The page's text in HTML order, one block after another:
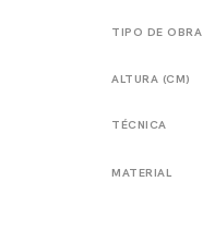
TIPO DE OBRA
ALTURA (CM)
TÉCNICA
MATERIAL